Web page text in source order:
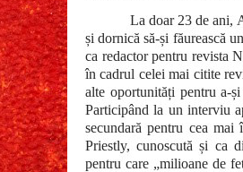
La doar 23 de ani,
și dornică să-și făurească
ca redactor pentru revista
în cadrul celei mai citite
alte oportunități pentru a-
Participând la un interviu
secundară pentru cea
Priestly, cunoscută și ca
pentru care „milioane de